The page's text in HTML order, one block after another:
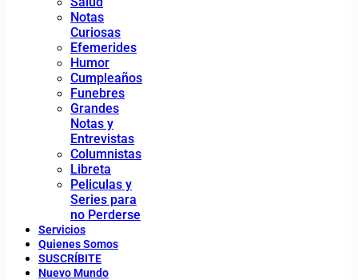
Notas
Curiosas
Efemerides
Humor
Cumpleaños
Funebres
Grandes
Notas y
Entrevistas
Columnistas
Libreta
Peliculas y
Series para
no Perderse
Servicios
Quienes Somos
SUSCRÍBITE
Nuevo Mundo